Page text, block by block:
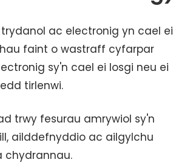
ac electronig yn cael ei
faint o wastraff cyfarpar
sy'n cael ei losgi neu ei
tirlenwi.
trwy fesurau amrywiol sy'n
ailddefnyddio ac ailgylchu
chydrannau.